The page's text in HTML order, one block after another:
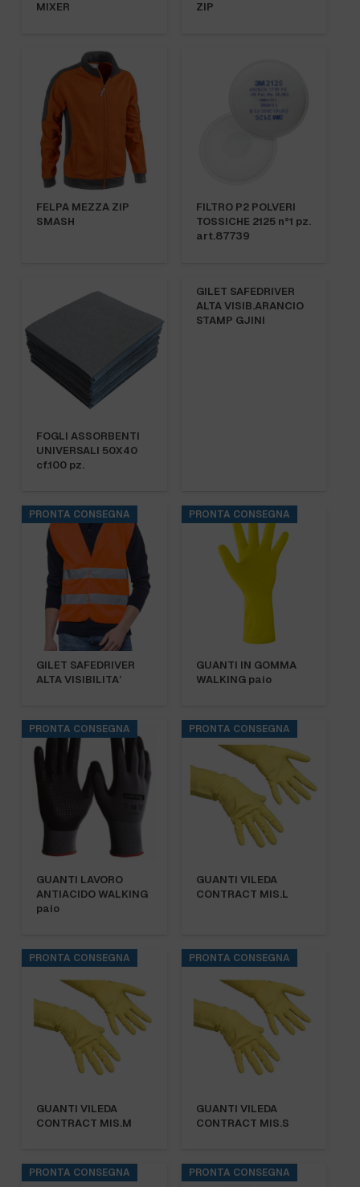
MIXER
ZIP
FELPA MEZZA ZIP
SMASH
FILTRO P2 POLVERI
TOSSICHE 2125 n°1 pz.
art.87739
FOGLI ASSORBENTI
UNIVERSALI 50X40
cf.100 pz.
GILET SAFEDRIVER
ALTA VISIB.ARANCIO
STAMP GJINI
PRONTA CONSEGNA
GILET SAFEDRIVER
ALTA VISIBILITA’
PRONTA CONSEGNA
GUANTI IN GOMMA
WALKING paio
PRONTA CONSEGNA
GUANTI LAVORO
ANTIACIDO WALKING
paio
PRONTA CONSEGNA
GUANTI VILEDA
CONTRACT MIS.L
PRONTA CONSEGNA
GUANTI VILEDA
CONTRACT MIS.M
PRONTA CONSEGNA
GUANTI VILEDA
CONTRACT MIS.S
PRONTA CONSEGNA PRONTA CONSEGNA